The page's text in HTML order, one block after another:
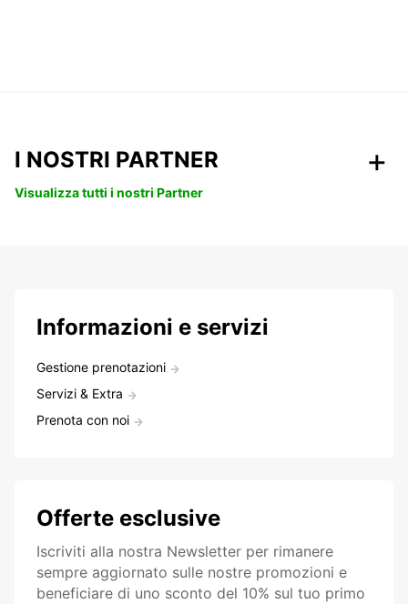
I NOSTRI PARTNER
Visualizza tutti i nostri Partner
Informazioni e servizi
Gestione prenotazioni
Servizi & Extra
Prenota con noi
Offerte esclusive
Iscriviti alla nostra Newsletter per rimanere
sempre aggiornato sulle nostre promozioni e
beneficiare di uno sconto del 10% sul tuo primo